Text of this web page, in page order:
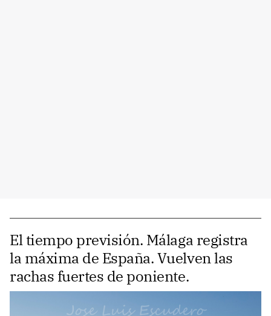
El tiempo previsión. Málaga registra
la máxima de España. Vuelven las
rachas fuertes de poniente.